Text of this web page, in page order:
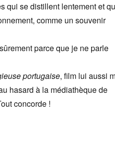
qui se distillent lentement et
comme un souvenir
parce que je ne parle
portugaise, film lui aussi
hasard à la médiathèque de
concorde !